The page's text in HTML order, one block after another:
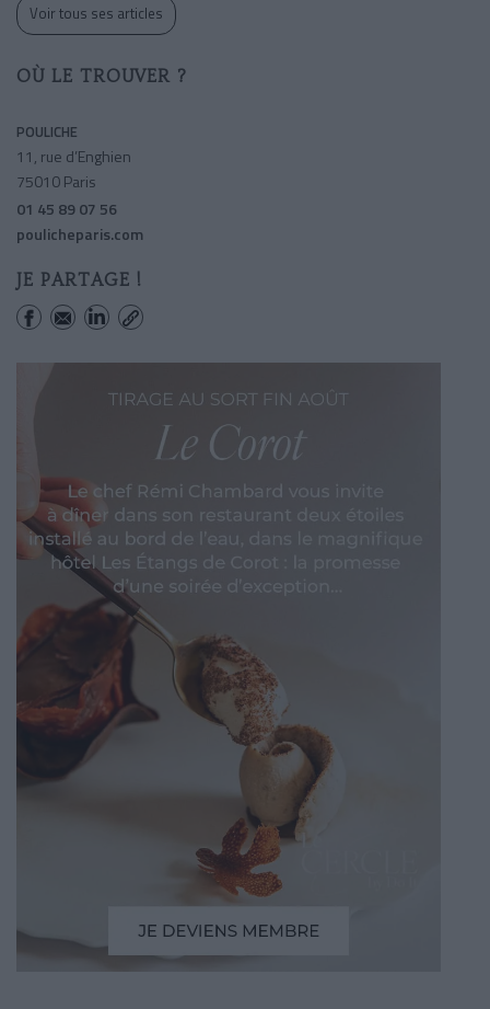
Voir tous ses articles
OÙ LE TROUVER ?
POULICHE
11, rue d’Enghien
75010 Paris
01 45 89 07 56
poulicheparis.com
JE PARTAGE !